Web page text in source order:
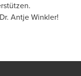
Antje Winkler!